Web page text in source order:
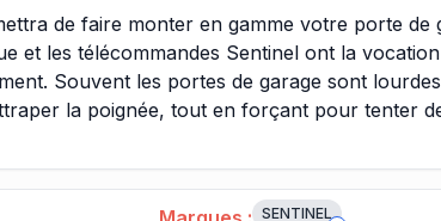
de faire monter en gamme votre porte
et les télécommandes Sentinel ont la
Souvent les portes de garage sont
la poignée, tout en forçant pour tenter
domotiques qui vont vous effectuer
toutes les actions citées ci dessus, par
de votre garage automatiquement.
SENTINEL